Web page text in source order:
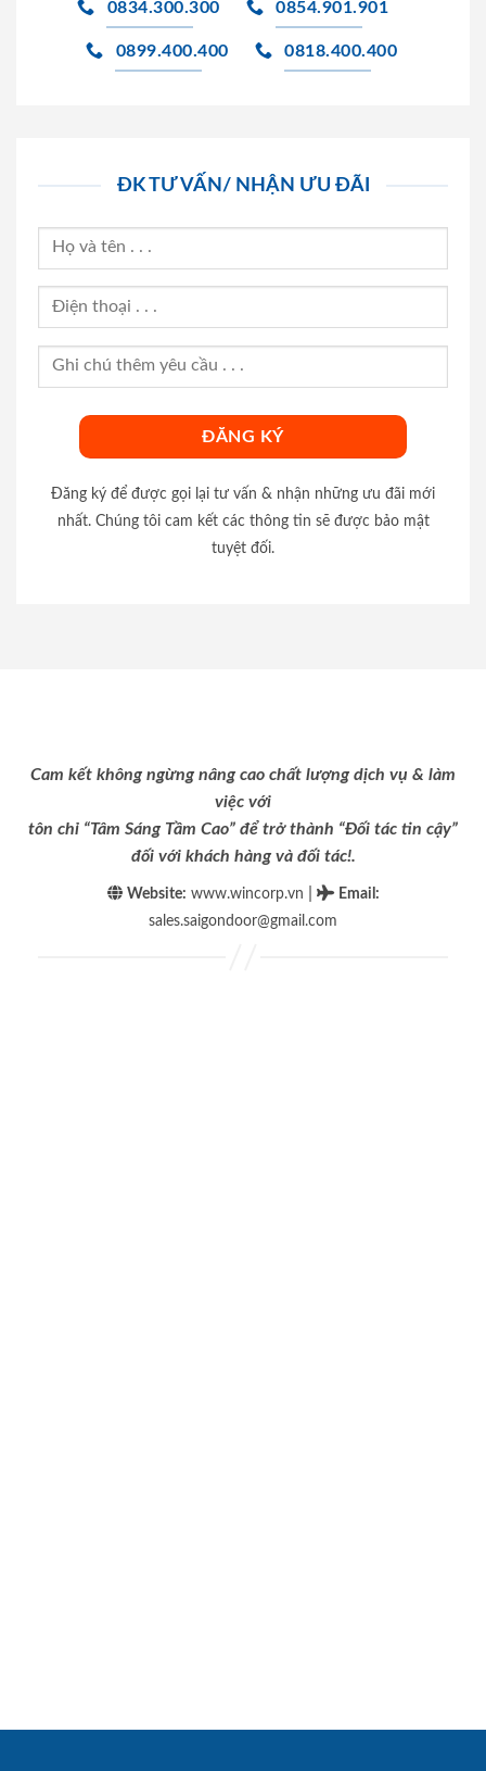
0834.300.300 0854.901.901
0899.400.400 0818.400.400
ĐK TƯ VẤN/ NHẬN ƯU ĐÃI
Đăng ký để được gọi lại tư vấn & nhận những ưu đãi mới
nhất. Chúng tôi cam kết các thông tin sẽ được bảo mật
tuyệt đối.
Cam kết không ngừng nâng cao chất lượng dịch vụ & làm
việc với
tôn chỉ “Tâm Sáng Tầm Cao” để trở thành “Đối tác tin cậy”
đối với khách hàng và đối tác!.
Website: www.wincorp.vn Email :
sales.saigondoor@gmail.com